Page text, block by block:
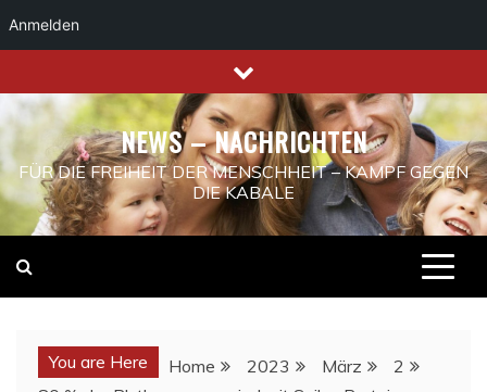
Anmelden
to
content
NEWS – NACHRICHTEN
FÜR DIE FREIHEIT DER MENSCHHEIT – KAMPF GEGEN
DIE KABALE
You are Here Home 2023 März
2